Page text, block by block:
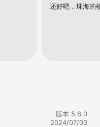
还好吧，珠海的
版本 5.8.0
2024/07/03